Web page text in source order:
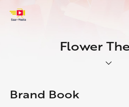
Flower
Brand Book